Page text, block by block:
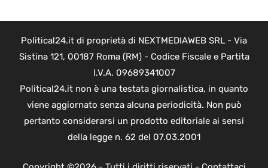
Political24.it di proprietà di NEXTMEDIAWEB SRL - Via
Sistina 121, 00187 Roma (RM) - Codice Fiscale e Partita
I.V.A. 09689341007
Political24.it non è una testata giornalistica, in quanto
viene aggiornato senza alcuna periodicità. Non può
pertanto considerarsi un prodotto editoriale ai sensi
della legge n. 62 del 07.03.2001